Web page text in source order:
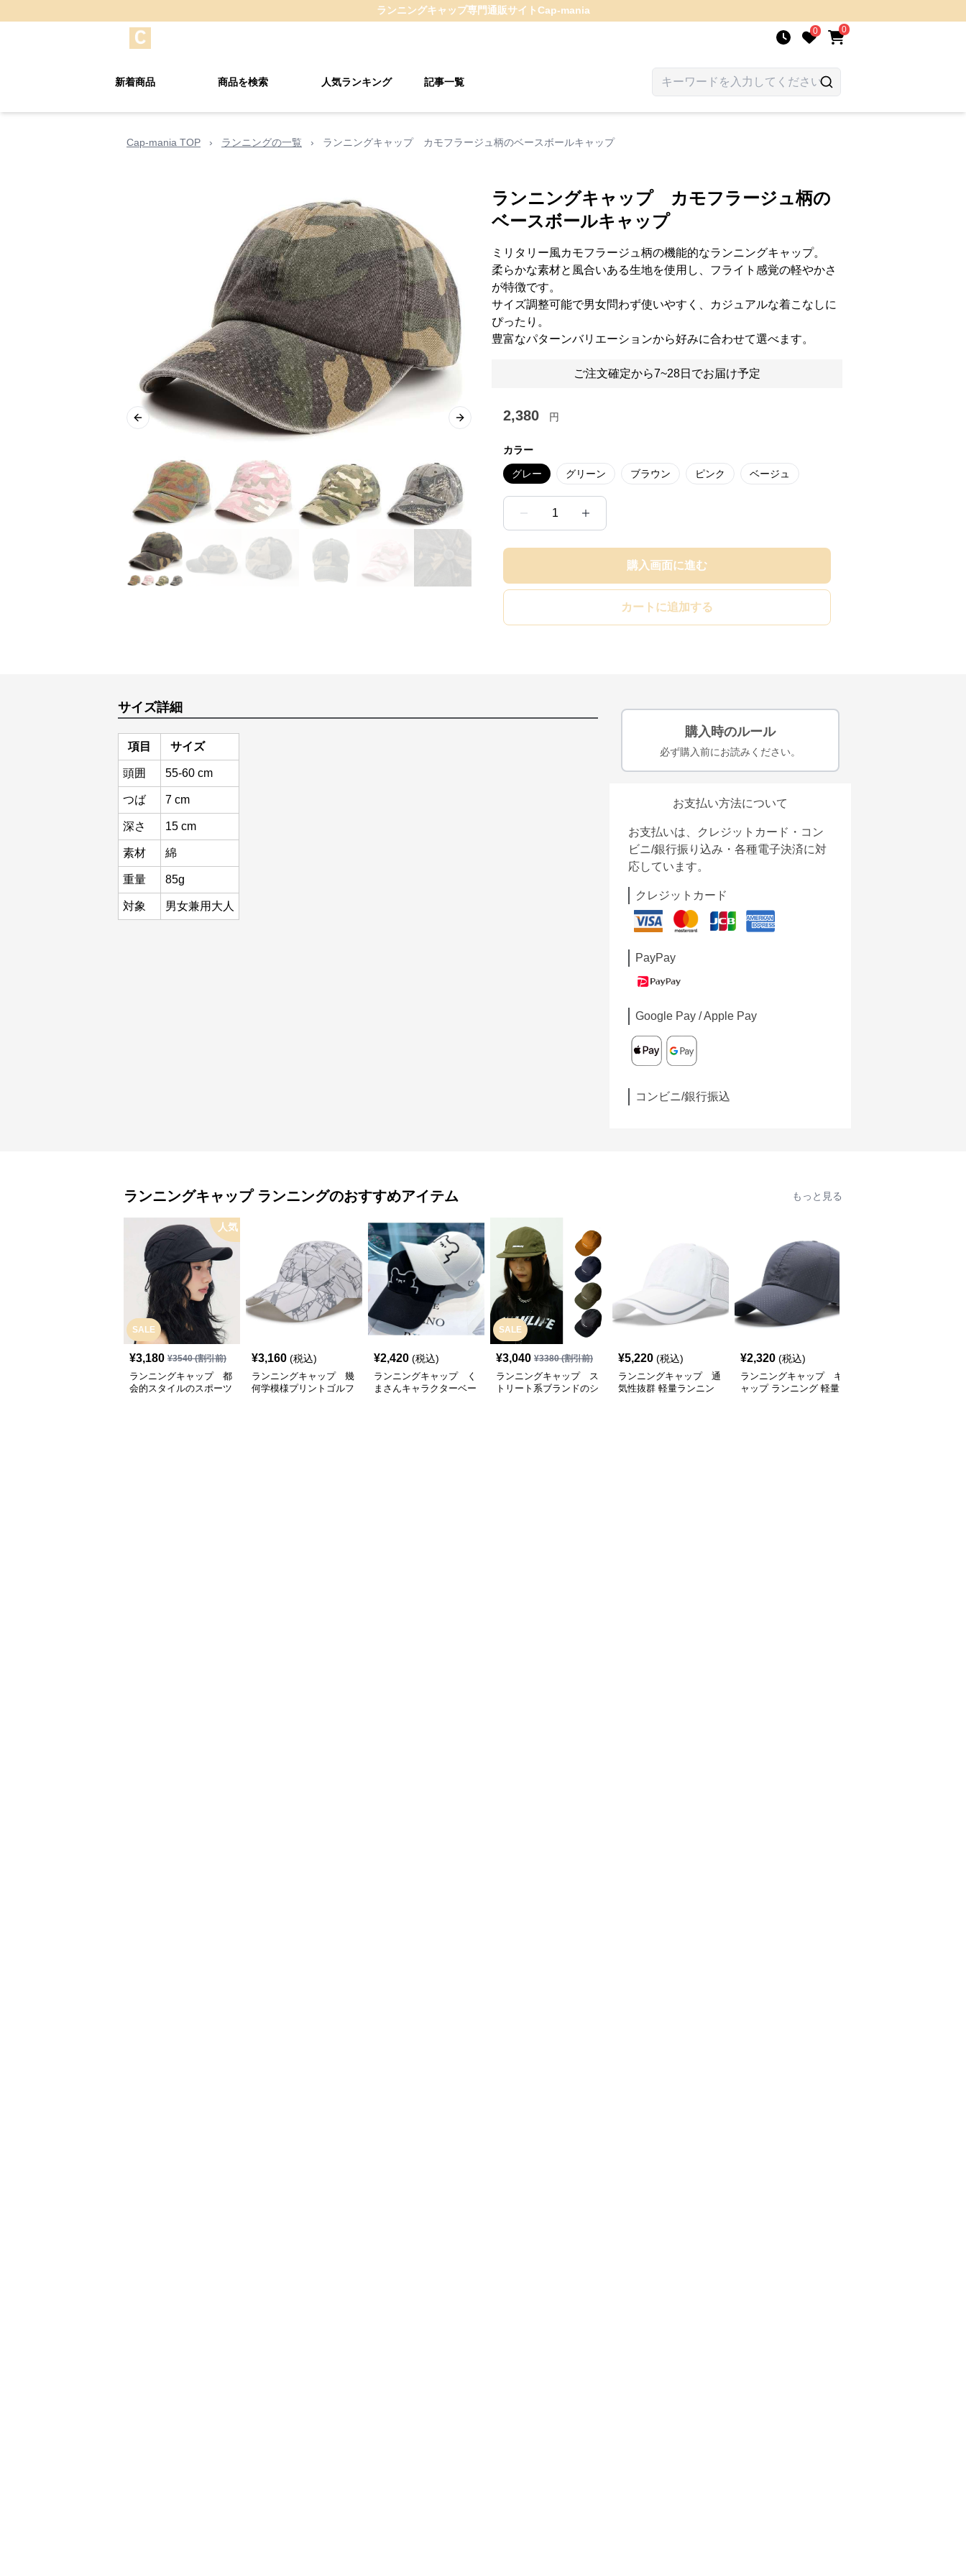
ランニングキャップ専門通販サイトCap-mania
0 0
新着商品 商品を検索 人気ランキング 記事一覧
Cap-mania TOP › ランニングの一覧 › ランニングキャップ カモフラージュ柄のベースボールキャップ
Previous slide Next slide
ランニングキャップ カモフラージュ柄の
ベースボールキャップ
ミリタリー風カモフラージュ柄の機能的なランニングキャップ。
柔らかな素材と風合いある生地を使用し、フライト感覚の軽やかさ
が特徴です。
サイズ調整可能で男女問わず使いやすく、カジュアルな着こなしに
ぴったり。
豊富なパターンバリエーションから好みに合わせて選べます。
ご注文確定から7~28日でお届け予定
2,380 円
カラー
グレー グリーン ブラウン ピンク ベージュ
1
購入画面に進む
カートに追加する
サイズ詳細
項目 サイズ
頭囲 55-60 cm
つば 7 cm
深さ 15 cm
素材 綿
重量 85g
対象 男女兼用大人
購入時のルール
必ず購入前にお読みください。
お支払い方法について
お支払いは、クレジットカード・コン
ビニ/銀行振り込み・各種電子決済に対
応しています。
クレジットカード
PayPay
Google Pay / Apple Pay
コンビニ/銀行振込
ランニングキャップ ランニングのおすすめアイテム もっと見る
SALE
人気
¥3,180 ¥3540(割引前)
ランニングキャップ 都
会的スタイルのスポーツ
¥3,160 (税込)
ランニングキャップ 幾
何学模様プリントゴルフ
¥2,420 (税込)
ランニングキャップ く
まさんキャラクターベー
SALE
¥3,040 ¥3380(割引前)
ランニングキャップ ス
トリート系ブランドのシ
¥5,220 (税込)
ランニングキャップ 通
気性抜群 軽量ランニン
¥2,320 (税込)
ランニングキャップ キ
ャップ ランニング 軽量